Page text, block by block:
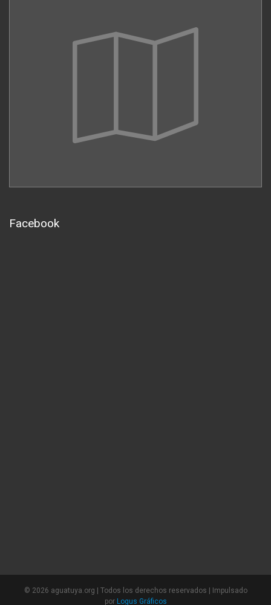
Facebook
© 2026 aguatuya.org | Todos los derechos reservados | Impulsado
por Logus Gráficos